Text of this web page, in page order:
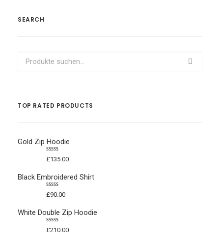
SEARCH
Suche
TOP RATED PRODUCTS
Gold Zip Hoodie
Bewertet
mit4.50
£135.00
Black Embroidered Shirt
Bewertet
mit4.50
£90.00
White Double Zip Hoodie
Bewertet
mit 4.50
£210.00